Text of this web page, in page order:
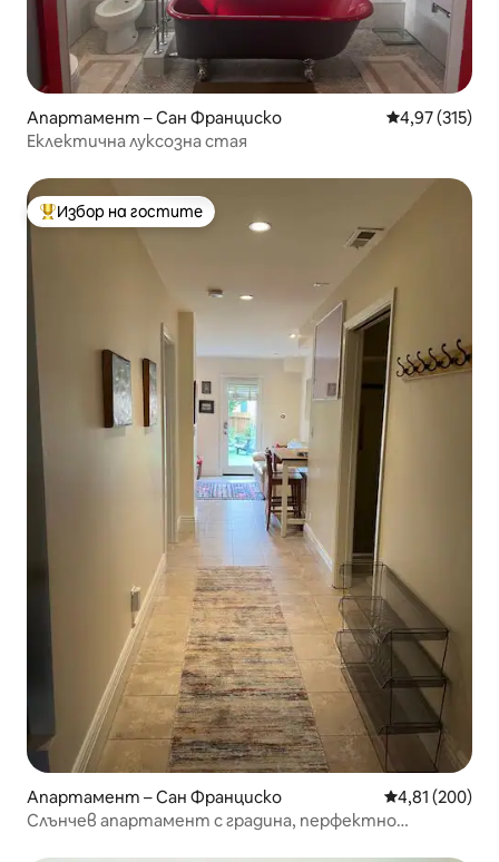
Апартамент – Сан Франциско Средна
4,97 (315)
Еклектична луксозна стая
Най-популярен избор на гостите
Избор на гостите
Апартамент – Сан Франциско Средна
4,81 (200)
Слънчев апартамент с градина, перфектно